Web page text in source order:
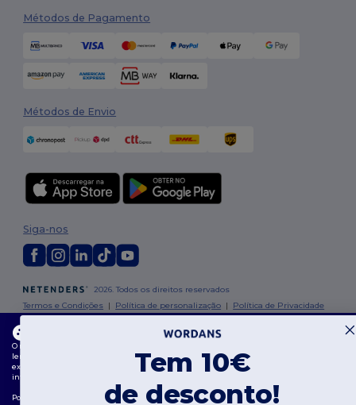
Métodos de Pagamento
Métodos de Envio
2026. Todos os direitos reservados
Termos e Condições | Política de personalização | Política de Privacidade
|Política de cookies|Mapa do Site
Siga-nos
O nosso site utiliza cookies próprios e de terceiros para melhorar a funcionalidade geral,
lembrar as suas preferências, analisar o desempenho do site e garantir uma
experiência de navegação fluida e personalizada, incluindo conteúdos personalizados,
interações otimizadas com o nosso site e publicidade.
Pode gerir as suas preferências de cookies a qualquer momento. Os cookies essenciais,
Tem 10€
de desconto!